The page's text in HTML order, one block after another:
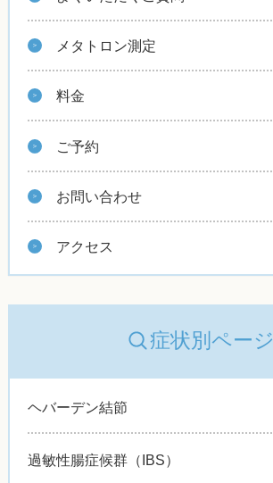
メタトロン測定
料金
ご予約
お問い合わせ
アクセス
症状別ページ
ヘバーデン結節
過敏性腸症候群（IBS）